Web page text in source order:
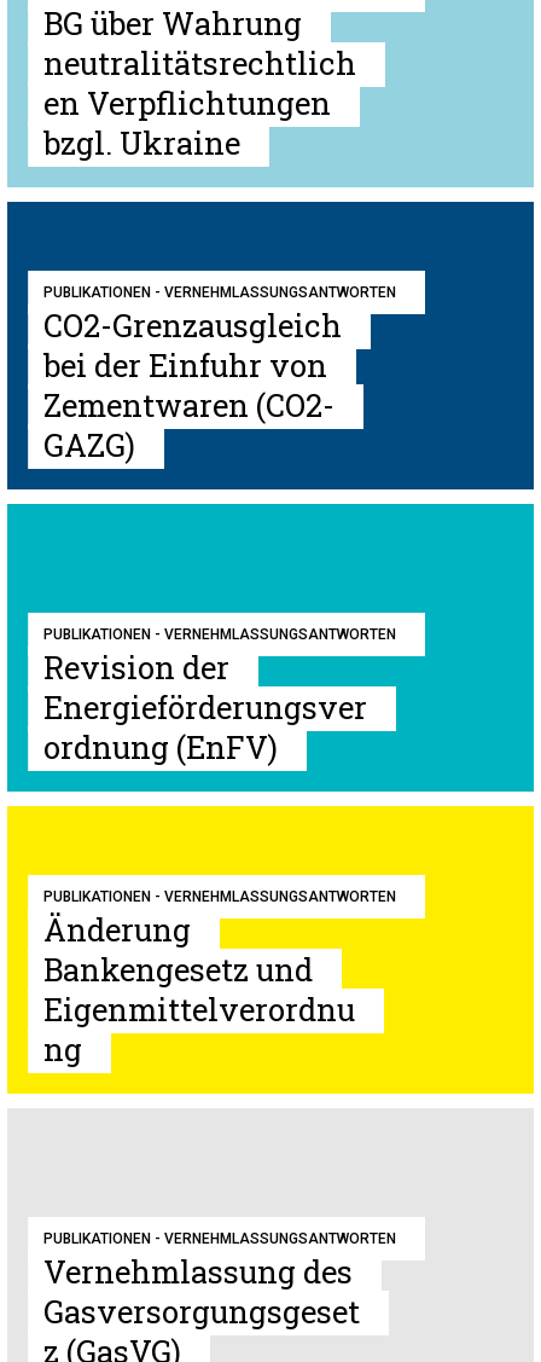
BG über Wahrung
neutralitätsrechtlich
en Verpflichtungen
bzgl. Ukraine
PUBLIKATIONEN - VERNEHMLASSUNGSANTWORTEN
CO2-Grenzausgleich
bei der Einfuhr von
Zementwaren (CO2-
GAZG)
PUBLIKATIONEN - VERNEHMLASSUNGSANTWORTEN
Revision der
Energieförderungsver
ordnung (EnFV)
PUBLIKATIONEN - VERNEHMLASSUNGSANTWORTEN
Änderung
Bankengesetz und
Eigenmittelverordnu
ng
PUBLIKATIONEN - VERNEHMLASSUNGSANTWORTEN
Vernehmlassung des
Gasversorgungsgeset
z (GasVG)